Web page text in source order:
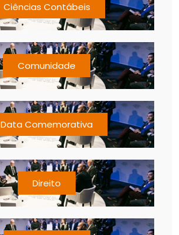
Ciências Contábeis
Comunidade
Data Comemorativa
Direito